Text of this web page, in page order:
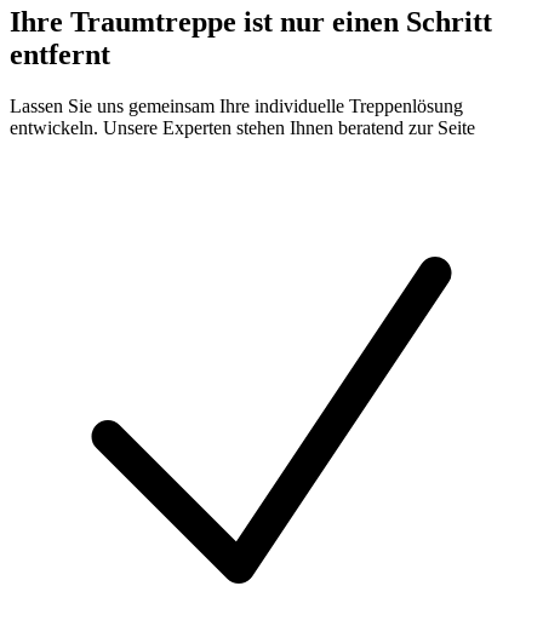
Ihre Traumtreppe ist nur einen Schritt
entfernt
Lassen Sie uns gemeinsam Ihre individuelle Treppenlösung
entwickeln. Unsere Experten stehen Ihnen beratend zur Seite